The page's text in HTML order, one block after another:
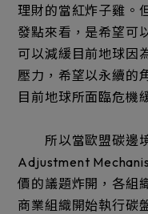
理財的當紅炸子雞。
發點來看，是希望可
可以減緩目前地球因
壓力，希望以永續的
目前地球所面臨危機
所以當歐盟碳邊境
Adjustment
價的議題炸開，各組
商業組織開始執行碳